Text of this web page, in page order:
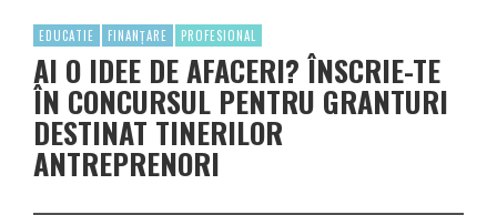
EDUCATIE FINANȚARE PROFESIONAL
AI O IDEE DE AFACERI? ÎNSCRIE-TE
ÎN CONCURSUL PENTRU GRANTURI
DESTINAT TINERILOR
ANTREPRENORI